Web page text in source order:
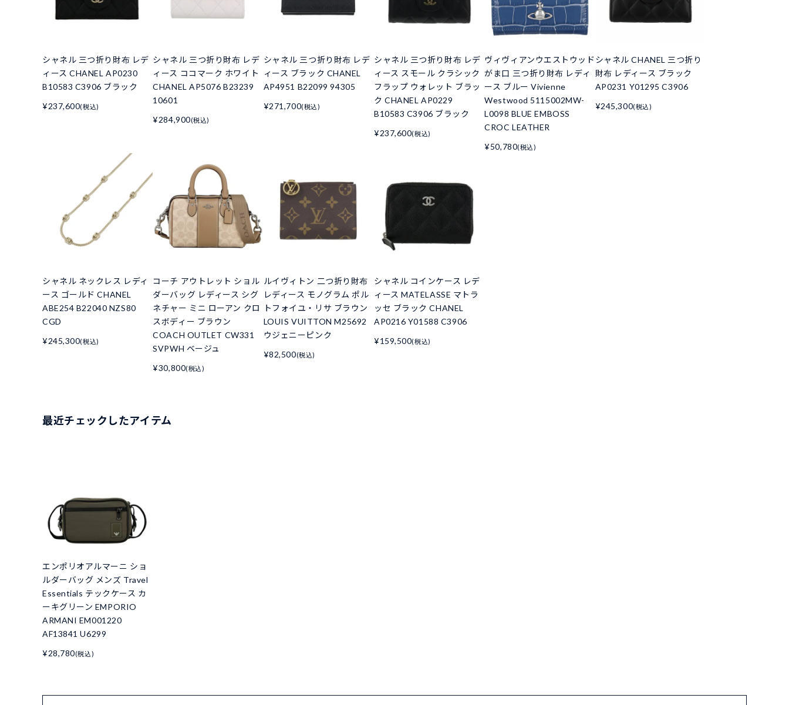
シャネル 三つ折り財布 レデ
ィース CHANEL AP0230
B10583 C3906 ブラック
¥237,600(税込)
シャネル 三つ折り財布 レデ
ィース ココマーク ホワイト
CHANEL AP5076 B23239
10601
¥284,900(税込)
シャネル 三つ折り財布 レデ
ィース ブラック CHANEL
AP4951 B22099 94305
¥271,700(税込)
シャネル 三つ折り財布 レデ
ィース スモール クラシック
フラップ ウォレット ブラッ
ク CHANEL AP0229
B10583 C3906 ブラック
¥237,600(税込)
ヴィヴィアンウエストウッド
がま口 三つ折り財布 レディ
ース ブルー Vivienne
Westwood 5115002MW-
L0098 BLUE EMBOSS
CROC LEATHER
¥50,780(税込)
シャネル CHANEL 三つ折り
財布 レディース ブラック
AP0231 Y01295 C3906
¥245,300(税込)
シャネル ネックレス レディ
ース ゴールド CHANEL
ABE254 B22040 NZS80
CGD
¥245,300(税込)
コーチ アウトレット ショル
ダーバッグ レディース シグ
ネチャー ミニ ローアン クロ
スボディー ブラウン
COACH OUTLET CW331
SVPWH ベージュ
¥30,800(税込)
ルイヴィトン 二つ折り財布
レディース モノグラム ポル
トフォイユ・リサ ブラウン
LOUIS VUITTON M25692
ウジェニーピンク
¥82,500(税込)
シャネル コインケース レデ
ィース MATELASSE マトラ
ッセ ブラック CHANEL
AP0216 Y01588 C3906
¥159,500(税込)
最近チェックしたアイテム
エンポリオアルマーニ ショ
ルダーバッグ メンズ Travel
Essentials テックケース カ
ーキグリーン EMPORIO
ARMANI EM001220
AF13841 U6299
¥28,780(税込)